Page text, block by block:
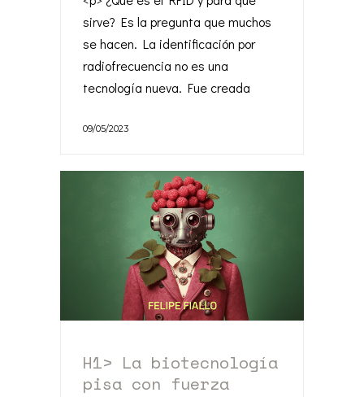
sirve? Es la pregunta que muchos
se hacen. La identificación por
radiofrecuencia no es una
tecnología nueva. Fue creada
09/05/2023
H1> La biotecnología
pisa con fuerza